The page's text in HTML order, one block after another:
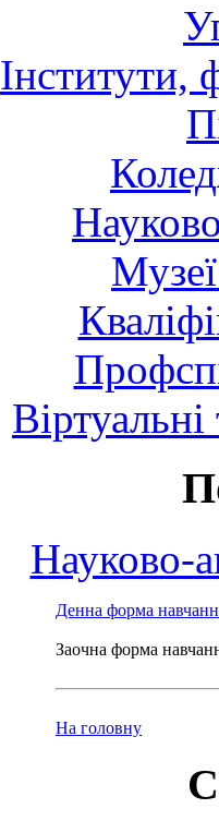
Інститути,
Науково-
Денна форма
Заочна форма
На головну